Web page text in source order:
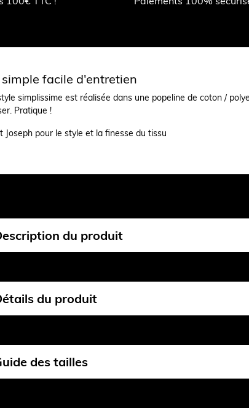
facile d'entretien
simplissime est réalisée dans une popeline de coton /
Pratique !
Joseph pour le style et la finesse du tissu
du produit
du produit
des tailles